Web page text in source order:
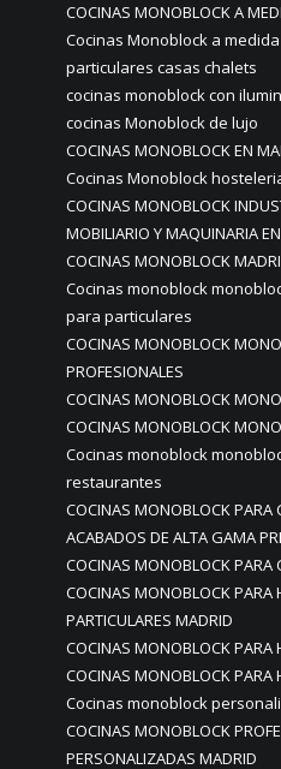
COCINAS MONOBLOCK A
Cocinas Monoblock a
particulares casas chalets
cocinas monoblock con
cocinas Monoblock de lujo
COCINAS MONOBLOCK EN
Cocinas Monoblock
COCINAS MONOBLOCK
MOBILIARIO Y MAQUINARIA
COCINAS MONOBLOCK
Cocinas monoblock
para particulares
COCINAS MONOBLOCK
PROFESIONALES
COCINAS MONOBLOCK
COCINAS MONOBLOCK
Cocinas monoblock
restaurantes
COCINAS MONOBLOCK PARA
ACABADOS DE ALTA GAMA
COCINAS MONOBLOCK PARA
COCINAS MONOBLOCK PARA
PARTICULARES MADRID
COCINAS MONOBLOCK PARA
COCINAS MONOBLOCK PARA
Cocinas monoblock
COCINAS MONOBLOCK
PERSONALIZADAS MADRID